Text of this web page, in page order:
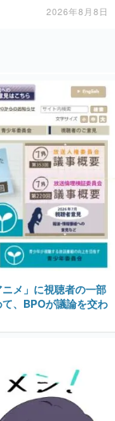
に捧げる2026年8月8日
メ」に視聴者の一部
、BPOが議論を交わ